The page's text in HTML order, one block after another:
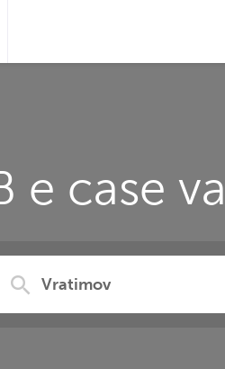
e case